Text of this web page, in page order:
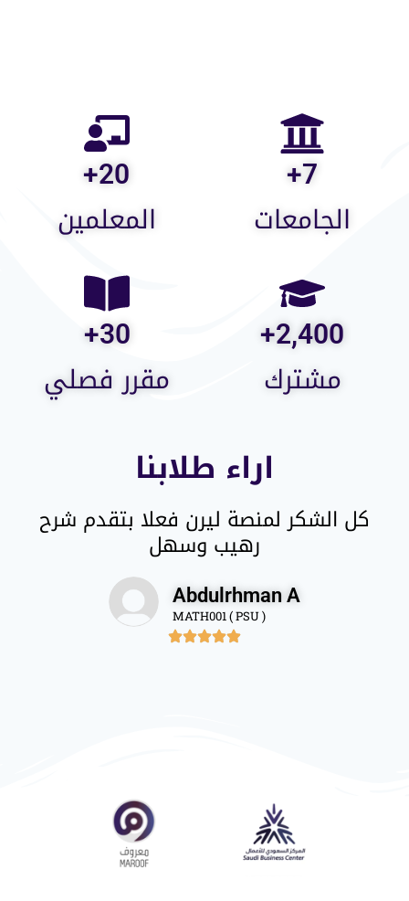
المعلمين
+20
الجامعات
+7
مقرر فصلي
+30
مشترك
+2,400
اراء طلابنا
كل الشكر لمنصة ليرن فعلا بتقدم شرح
رهيب وسهل
Abdulrhman A
MATH001 ( PSU )